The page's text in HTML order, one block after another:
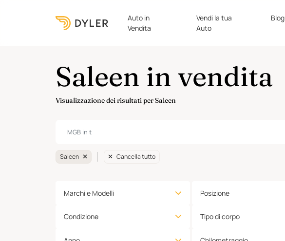
Auto in
Vendita
Vendi la tua
Auto
Blog
Saleen in vendita
Visualizzazione dei risultati per Saleen
Saleen Cancella tutto
Marchi e Modelli
Condizione
Posizione
Tipo di corpo